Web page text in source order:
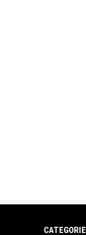
CATEGORIE